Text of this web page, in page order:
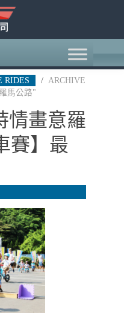
RIDES / ARCHIVE
馬公路"
情畫意羅
賽】最